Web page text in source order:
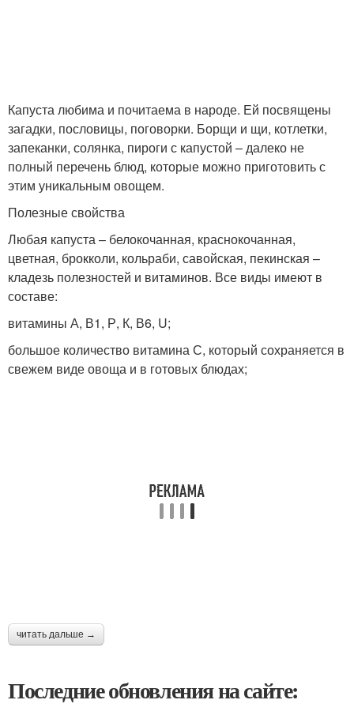
Капуста любима и почитаема в народе. Ей посвящены
загадки, пословицы, поговорки. Борщи и щи, котлетки,
запеканки, солянка, пироги с капустой – далеко не
полный перечень блюд, которые можно приготовить с
этим уникальным овощем.
Полезные свойства
Любая капуста – белокочанная, краснокочанная,
цветная, брокколи, кольраби, савойская, пекинская –
кладезь полезностей и витаминов. Все виды имеют в
составе:
витамины А, В1, Р, К, В6, U;
большое количество витамина С, который сохраняется в
свежем виде овоща и в готовых блюдах;
читать дальше →
Последние обновления на сайте: